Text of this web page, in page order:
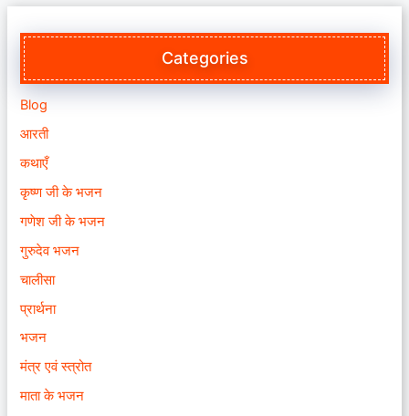
Categories
Blog
आरती
कथाएँ
कृष्ण जी के भजन
गणेश जी के भजन
गुरुदेव भजन
चालीसा
प्रार्थना
भजन
मंत्र एवं स्त्रोत
माता के भजन